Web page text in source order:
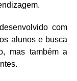
com
alunos e busca
mas também a